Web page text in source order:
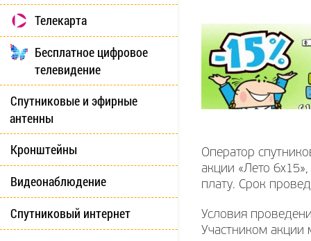
Телекарта
Бесплатное цифровое
телевидение
Спутниковые и эфирные
антенны
Кронштейны
Видеонаблюдение
Спутниковый интернет
Оператор
акции «Лето
плату. Срок
Условия
Участником акции